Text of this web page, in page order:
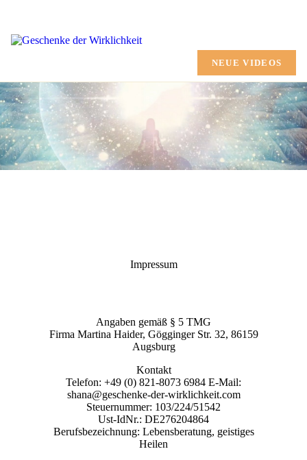
NEUE VIDEOS
CHANNELING
AUSBILDUNG
MARTINA SHANA
GESCHENKE
Impressum
Angaben gemäß § 5 TMG
Firma Martina Haider, Gögginger Str. 32, 86159
Augsburg
Kontakt
Telefon: +49 (0) 821-8073 6984 E-Mail:
shana@geschenke-der-wirklichkeit.com
Steuernummer: 103/224/51542
Ust-IdNr.: DE276204864
Berufsbezeichnung: Lebensberatung, geistiges
Heilen